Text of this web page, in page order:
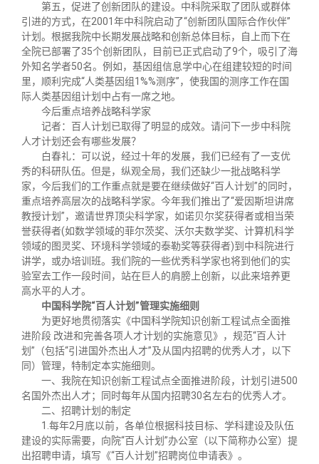
第五，促进了创新团队的建设。中科院采取了团队或群体
引进的方式，在2001年中科院启动了“创新团队国际合作伙伴”
计划。根据我院中长期发展战略和创新总体目标，自上而下在
全院已部署了35个创新团队，目前已正式启动了9个，吸引了海
外知名学者50名。例如，基因组信息学中心在组建较短的时间
里，顺利完成“人类基因组1%%测序”，使我国的测序工作在国
际人类基因组计划中占有一席之地。
今后重点培养战略科学家
记者：百人计划已取得了明显的成效。请问下一步中科院
人才计划还会有哪些发展？
白春礼：可以说，经过十年的发展，我们已经有了一支优
秀的科研队伍。但是，纵观全局，我们还缺少一批战略科学
家，今后我们的工作重点就是要在继续做好“百人计划”的同时，
重点培养高层次的战略科学家。今年我们推出了“爱因斯坦讲席
教授计划”，邀请世界顶尖科学家，如诺贝尔奖获得者或相当荣
誉获得者(如数学领域的菲尔茨奖、沃尔夫数学奖、计算机科学
领域的图灵奖、环境科学领域的泰勒奖等获得者)到中科院进行
讲学，或办培训班。我们院的一些优秀科学家也将到他们的实
验室去工作一段时间，站在巨人的肩膀上创新，以此来培养更
高水平的人才。
中国科学院“百人计划”管理实施细则
为更好地贯彻落实《中国科学院知识创新工程试点全面推
进阶段 改进和完善各项人才计划的实施意见》，规范“百人计
划”（包括“引进国外杰出人才”及从国内招聘的优秀人才，以下
同）管理，特制定本实施细则。
一、我院在知识创新工程试点全面推进阶段，计划引进500
名国外杰出人才；同时每年从国内招聘30名左右的优秀人才。
二、招聘计划的制定
1.每年2月底以前，各单位根据科技目标、学科建设及队伍
建设的实际需要，向院“百人计划”办公室（以下简称办公室）提
出招聘申请，填写《“百人计划”招聘岗位申请表》。